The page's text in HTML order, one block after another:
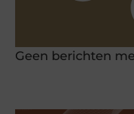
Geen berichten